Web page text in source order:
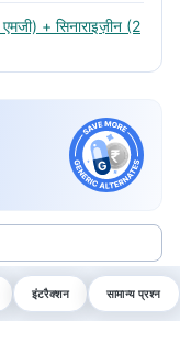
+ सिनाराइज़ीन (2
इंटरैक्शन सामान्य प्रश्न